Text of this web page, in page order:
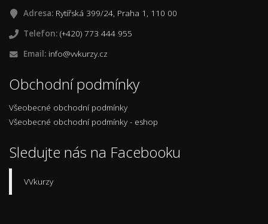
Adresa: Rytířská 399/24, Praha 1, 110 00
Telefon: (+420) 773 444 955
Email: info@vvkurzy.cz
Obchodní podmínky
Všeobecné obchodní podmínky
Všeobecné obchodní podmínky - eshop
Sledujte nás na Facebooku
VVkurzy